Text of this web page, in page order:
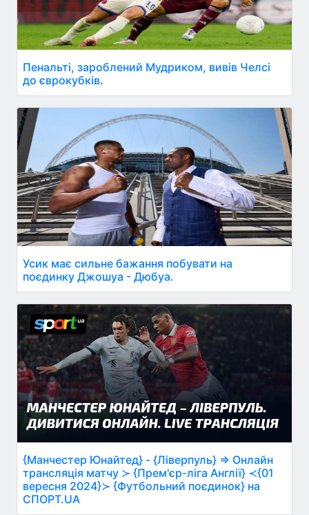
Пенальті, зароблений Мудриком, вивів Челсі
до єврокубків.
Усик має сильне бажання побувати на
поєдинку Джошуа - Дюбуа.
{Манчестер Юнайтед} - {Ліверпуль} ⇒ Онлайн
трансляція матчу ≻ {Прем'єр-ліга Англії} ≺{01
вересня 2024}≻ {Футбольний поєдинок} на
СПОРТ.UA